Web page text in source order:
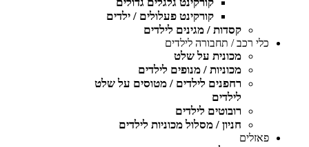
קורקינט פעלולים / ילדים
קסדות / מגינים לילדים
כלי רכב / תחבורה לילדים
מכונית על שלט
מכוניות / מנופים לילדים
רחפנים לילדים / מטוסים על שלט
לילדים
רובוטים לילדים
חניון / מסלול מכוניות לילדים
פאזלים